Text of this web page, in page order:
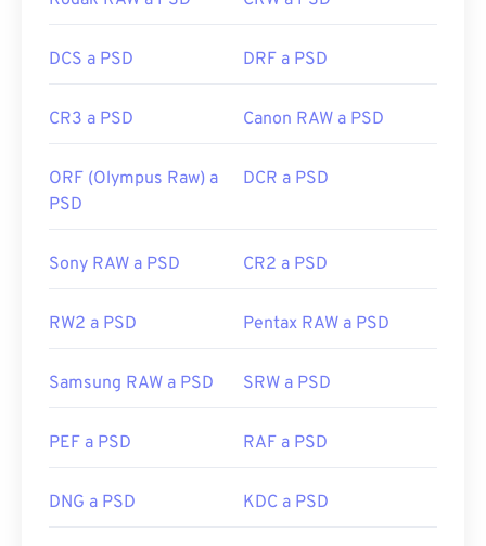
DCS a PSD DRF a PSD
CR3 a PSD Canon RAW a PSD
ORF (Olympus Raw) a
PSD
DCR a PSD
Sony RAW a PSD CR2 a PSD
RW2 a PSD Pentax RAW a PSD
Samsung RAW a PSD SRW a PSD
PEF a PSD RAF a PSD
DNG a PSD KDC a PSD